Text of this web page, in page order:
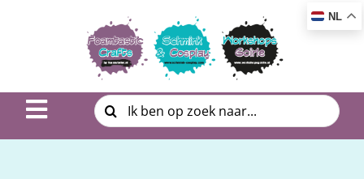
Toggle
Zoeken
naar:
NL